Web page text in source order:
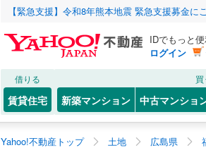
【緊急支援】令和8年熊本地震 緊急支援募金に
IDでもっと
ログイン
借りる
賃貸住宅
買
新築マンション 中古マンショ
Yahoo!不動産トップ 土地 広島県